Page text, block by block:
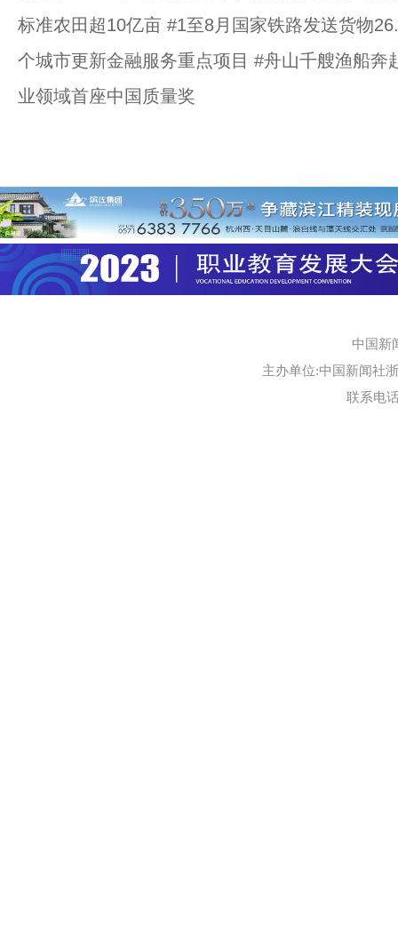
标准农田超10亿亩 #1至8月国家铁路发送货物
个城市更新金融服务重点项目 #舟山千艘渔船奔
业领域首座中国质量奖
中国新
主办单位:中国新闻社
联系电